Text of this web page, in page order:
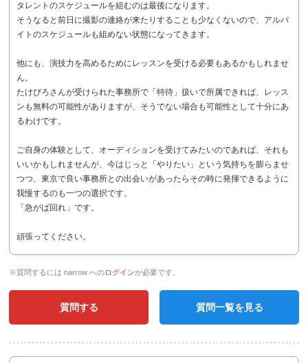
タレントのスケジュールを組むのは最後になります。
そうなると前日に撮影の連絡が来たりすることも少なくないので、アルバ
イトのスケジュールも組めない状態になってきます。
他にも、演技力を高めるためにレッスンを受ける必要もあるかもしれませ
ん。
たけぴろさんが受けられた事務所で「特待」扱いで所属できれば、レッス
ンも無料の可能性がありますが、そうでない場合も可能性として十分にあ
るわけです。
ご自身の体験として、オーディションを受けてみたいのであれば、それも
いいかもしれませんが、今はじっと「やりたい」という気持ちを膨らませ
つつ、東京で良い事務所との出会いがあったらその時に発揮できるように
我慢するのも一つの選択です。
「急がば回れ」です。
頑張ってください。
※質問するには narrow へのログインが必要です。
質問する 質問一覧を見る